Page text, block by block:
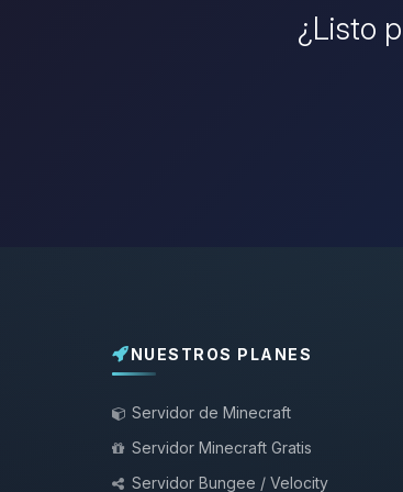
¿Listo
NUESTROS PLANES
Servidor de Minecraft
Servidor Minecraft Gratis
Servidor Bungee / Velocity